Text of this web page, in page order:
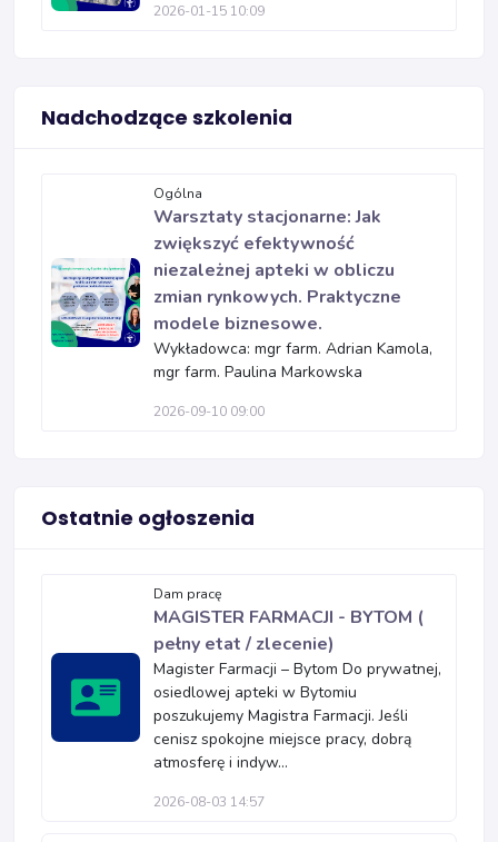
2026-01-15 10:09
Nadchodzące szkolenia
Ogólna
Warsztaty stacjonarne: Jak
zwiększyć efektywność
niezależnej apteki w obliczu
zmian rynkowych. Praktyczne
modele biznesowe.
Wykładowca: mgr farm. Adrian Kamola,
mgr farm. Paulina Markowska
2026-09-10 09:00
Ostatnie ogłoszenia
Dam pracę
MAGISTER FARMACJI - BYTOM (
pełny etat / zlecenie)
Magister Farmacji – Bytom Do prywatnej,
osiedlowej apteki w Bytomiu
poszukujemy Magistra Farmacji. Jeśli
cenisz spokojne miejsce pracy, dobrą
atmosferę i indyw...
2026-08-03 14:57